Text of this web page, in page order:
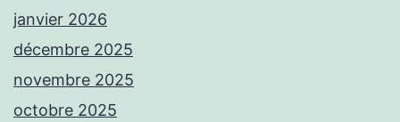
janvier 2026
décembre 2025
novembre 2025
octobre 2025